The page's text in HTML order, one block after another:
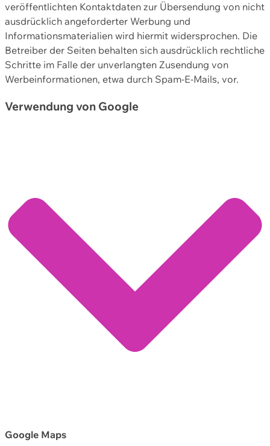
veröffentlichten Kontaktdaten zur Übersendung von nicht
ausdrücklich angeforderter Werbung und
Informationsmaterialien wird hiermit widersprochen. Die
Betreiber der Seiten behalten sich ausdrücklich rechtliche
Schritte im Falle der unverlangten Zusendung von
Werbeinformationen, etwa durch Spam-E-Mails, vor.
Verwendung von Google
Google Maps